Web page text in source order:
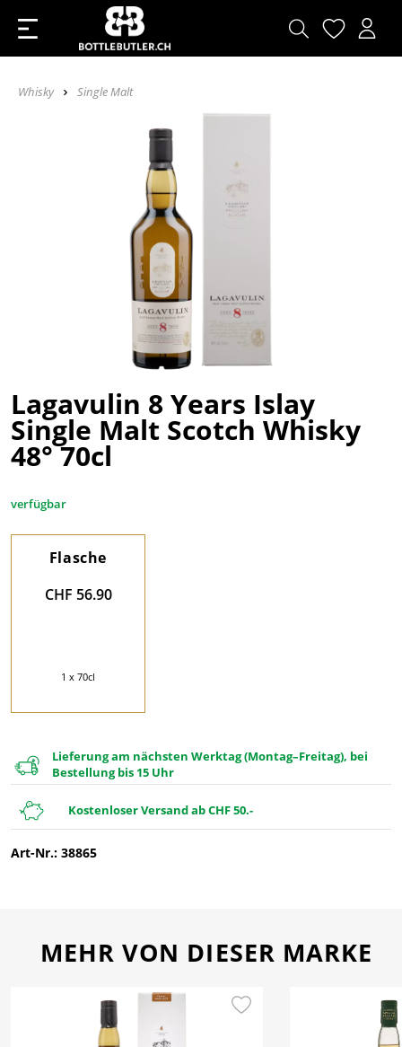
Whisky Single Malt
Lagavulin 8 Years Islay
Single Malt Scotch Whisky
48° 70cl
verfügbar
Flasche
CHF 56.90
1 x 70cl
Lieferung am nächsten Werktag (Montag–Freitag), bei
Bestellung bis 15 Uhr
Kostenloser Versand ab CHF 50.-
Art-Nr.: 38865
MEHR VON DIESER MARKE